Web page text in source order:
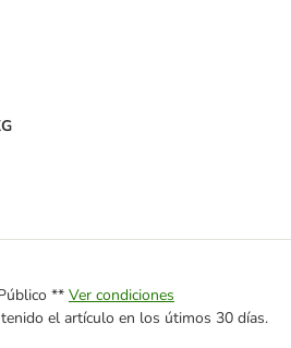
** Ver condiciones
el artículo en los útimos 30 días.